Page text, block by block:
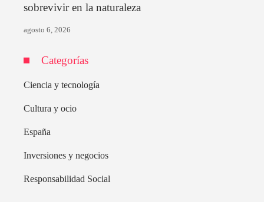
sobrevivir en la naturaleza
agosto 6, 2026
Categorías
Ciencia y tecnología
Cultura y ocio
España
Inversiones y negocios
Responsabilidad Social